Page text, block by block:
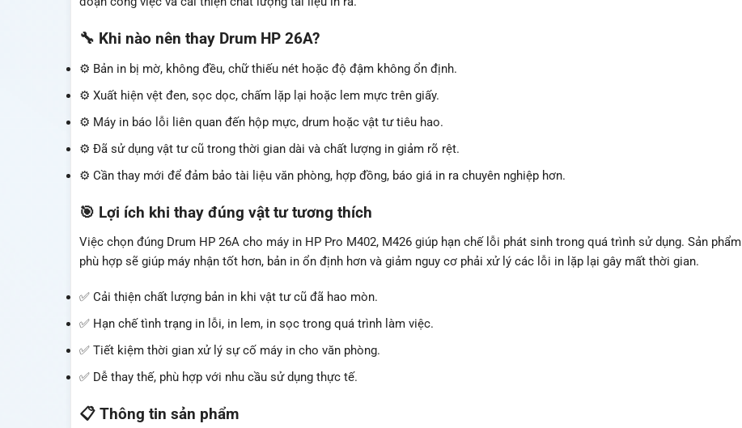
🔧 Khi nào nên thay Drum HP 26A?
⚙️ Bản in bị mờ, không đều, chữ thiếu nét hoặc độ đậm không ổn định.
⚙️ Xuất hiện vệt đen, sọc dọc, chấm lặp lại hoặc lem mực trên giấy.
⚙️ Máy in báo lỗi liên quan đến hộp mực, drum hoặc vật tư tiêu hao.
⚙️ Đã sử dụng vật tư cũ trong thời gian dài và chất lượng in giảm rõ rệt.
⚙️ Cần thay mới để đảm bảo tài liệu văn phòng, hợp đồng, báo giá in ra chuyên nghiệp hơn.
🎯 Lợi ích khi thay đúng vật tư tương thích
Việc chọn đúng Drum HP 26A cho máy in HP Pro M402, M426 giúp hạn chế lỗi phát sinh trong quá trình sử dụng. Sản phẩm
phù hợp sẽ giúp máy nhận tốt hơn, bản in ổn định hơn và giảm nguy cơ phải xử lý các lỗi in lặp lại gây mất thời gian.
✅ Cải thiện chất lượng bản in khi vật tư cũ đã hao mòn.
✅ Hạn chế tình trạng in lỗi, in lem, in sọc trong quá trình làm việc.
✅ Tiết kiệm thời gian xử lý sự cố máy in cho văn phòng.
✅ Dễ thay thế, phù hợp với nhu cầu sử dụng thực tế.
📋 Thông tin sản phẩm